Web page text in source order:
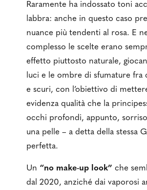
Raramente ha indossato toni
labbra: anche in questo caso
nuance più tendenti al rosa. E
complesso le scelte erano
effetto piuttosto naturale,
luci e le ombre di sfumature fra
e scuri, con l’obiettivo di
evidenza qualità che la
occhi profondi, appunto,
una pelle – a detta della stessa
perfetta.
Un “no make-up look” che
dal 2020, anziché dai vaporosi